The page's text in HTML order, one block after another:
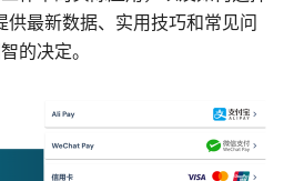
供最新数据、实用技巧和常见问
的决定。